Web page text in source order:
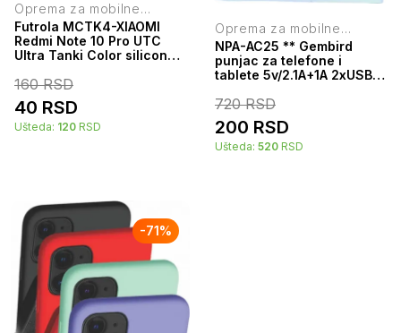
Oprema za mobilne
telefone
Futrola MCTK4-XIAOMI
Redmi Note 10 Pro UTC
Ultra Tanki Color silicone
160RSD
40 RSD
Ušteda: 120 RSD
Oprema za mobilne
telefone
NPA-AC25 ** Gembird
punjac za telefone i
tablete 5v/2.1A+1A 2xUSB
1M(263) 38928
720RSD
200 RSD
Ušteda: 520 RSD
-71%